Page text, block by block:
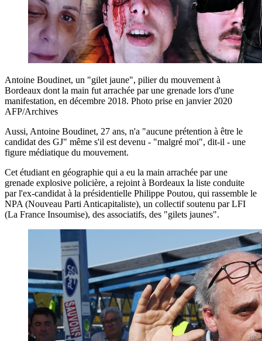
Antoine Boudinet, un "gilet jaune", pilier du mouvement à
Bordeaux dont la main fut arrachée par une grenade lors d'une
manifestation, en décembre 2018. Photo prise en janvier 2020
AFP/Archives
Aussi, Antoine Boudinet, 27 ans, n'a "aucune prétention à être le
candidat des GJ" même s'il est devenu - "malgré moi", dit-il - une
figure médiatique du mouvement.
Cet étudiant en géographie qui a eu la main arrachée par une
grenade explosive policière, a rejoint à Bordeaux la liste conduite
par l'ex-candidat à la présidentielle Philippe Poutou, qui rassemble le
NPA (Nouveau Parti Anticapitaliste), un collectif soutenu par LFI
(La France Insoumise), des associatifs, des "gilets jaunes".